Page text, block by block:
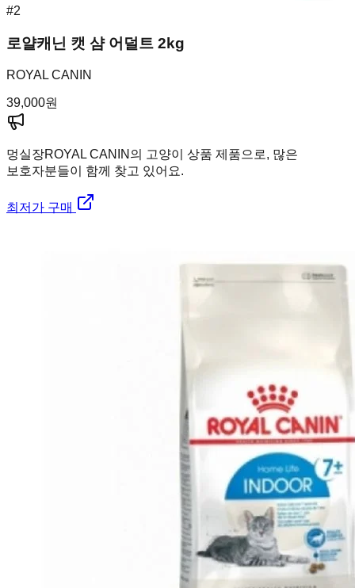
#2
로얄캐닌 캣 샴 어덜트 2kg
ROYAL CANIN
39,000원
멍실장ROYAL CANIN의 고양이 상품 제품으로, 많은
보호자분들이 함께 찾고 있어요.
최저가 구매